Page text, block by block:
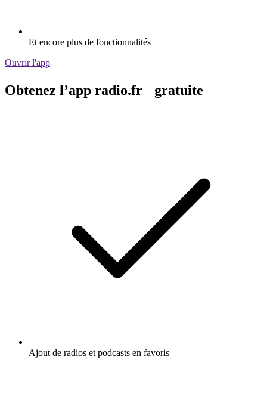
Et encore plus de fonctionnalités
Ouvrir l'app
Obtenez l’app radio.fr gratuite
Ajout de radios et podcasts en favoris